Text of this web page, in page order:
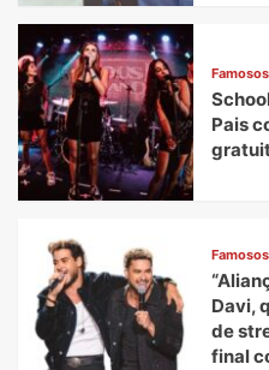
Famosos
Pais
Famosos
Davi,
de
final